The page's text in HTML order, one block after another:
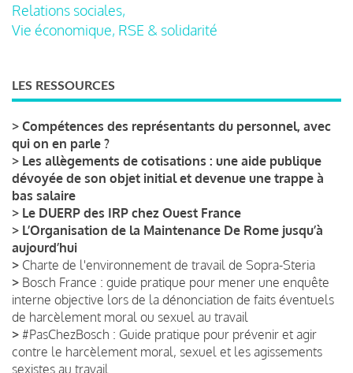
Relations sociales,
Vie économique, RSE & solidarité
LES RESSOURCES
> Compétences des représentants du personnel, avec
qui on en parle ?
> Les allègements de cotisations : une aide publique
dévoyée de son objet initial et devenue une trappe à
bas salaire
> Le DUERP des IRP chez Ouest France
> L’Organisation de la Maintenance De Rome jusqu’à
aujourd’hui
> Charte de l'environnement de travail de Sopra-Steria
> Bosch France : guide pratique pour mener une enquête
interne objective lors de la dénonciation de faits éventuels
de harcèlement moral ou sexuel au travail
> #PasChezBosch : Guide pratique pour prévenir et agir
contre le harcèlement moral, sexuel et les agissements
sexistes au travail